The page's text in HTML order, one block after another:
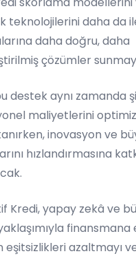
teknolojilerini daha da
daha doğru, daha
çözümler
destek aynı zamanda
maliyetlerini
inovasyon ve
hızlandırmasına
Kredi, yapay zekâ ve
finansmana
eşitsizlikleri azaltmayı